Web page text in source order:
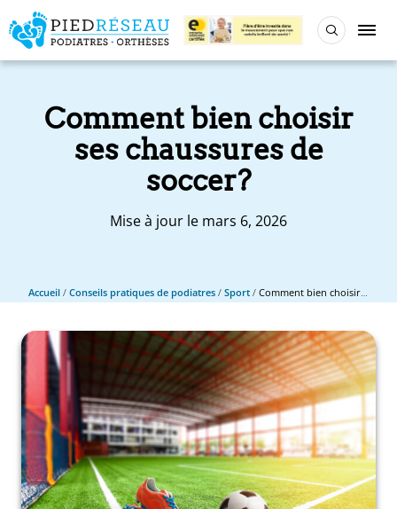
Comment bien choisir
ses chaussures de
soccer?
Mise à jour le mars 6, 2026
Accueil / Conseils pratiques de podiatres / Sport / Comment bien choisir ses chaussures de soccer?